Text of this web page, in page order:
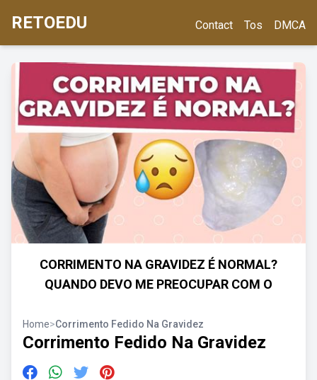
RETOEDU Contact Tos DMCA
CORRIMENTO NA GRAVIDEZ É NORMAL?
QUANDO DEVO ME PREOCUPAR COM O
Home>Corrimento Fedido Na Gravidez
Corrimento Fedido Na Gravidez